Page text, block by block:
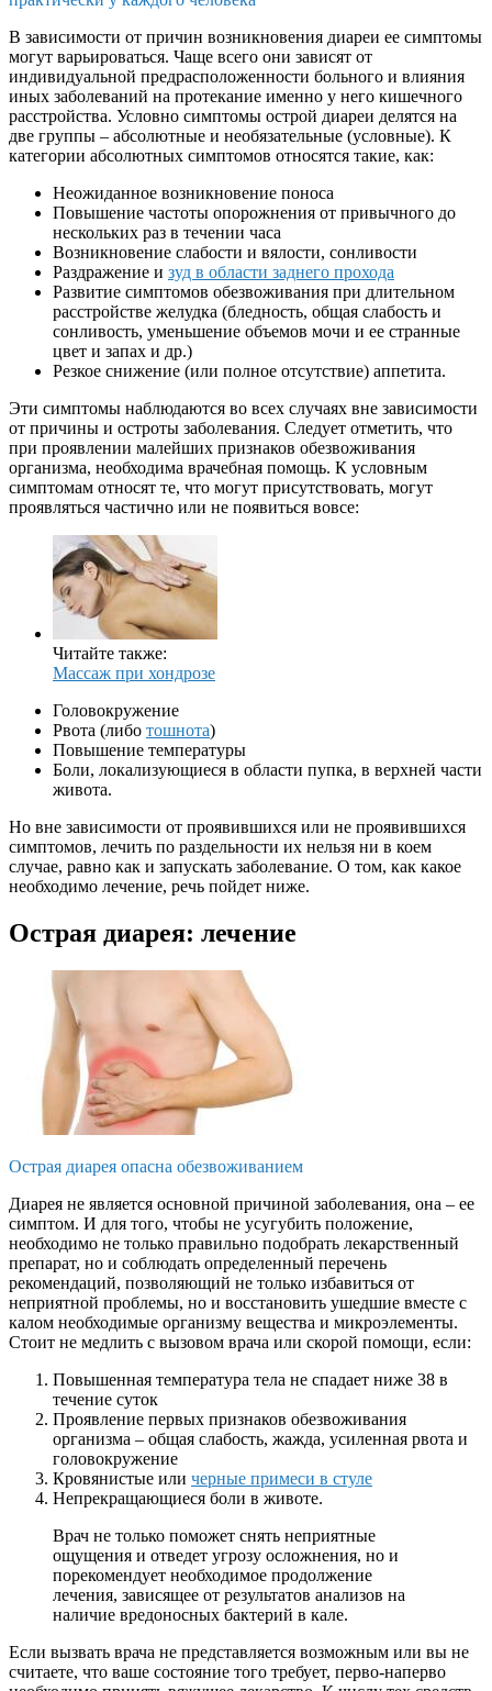
В зависимости от причин возникновения диареи ее симптомы
могут варьироваться. Чаще всего они зависят от
индивидуальной предрасположенности больного и влияния
иных заболеваний на протекание именно у него кишечного
расстройства. Условно симптомы острой диареи делятся на
две группы – абсолютные и необязательные (условные). К
категории абсолютных симптомов относятся такие, как:
Неожиданное возникновение поноса
Повышение частоты опорожнения от привычного до
нескольких раз в течении часа
Возникновение слабости и вялости, сонливости
Раздражение и зуд в области заднего прохода
Развитие симптомов обезвоживания при длительном
расстройстве желудка (бледность, общая слабость и
сонливость, уменьшение объемов мочи и ее странные
цвет и запах и др.)
Резкое снижение (или полное отсутствие) аппетита.
Эти симптомы наблюдаются во всех случаях вне зависимости
от причины и остроты заболевания. Следует отметить, что
при проявлении малейших признаков обезвоживания
организма, необходима врачебная помощь. К условным
симптомам относят те, что могут присутствовать, могут
проявляться частично или не появиться вовсе:
Читайте также:
Массаж при хондрозе
Головокружение
Рвота (либо тошнота)
Повышение температуры
Боли, локализующиеся в области пупка, в верхней части
живота.
Но вне зависимости от проявившихся или не проявившихся
симптомов, лечить по раздельности их нельзя ни в коем
случае, равно как и запускать заболевание. О том, как какое
необходимо лечение, речь пойдет ниже.
Острая диарея: лечение
Острая диарея опасна обезвоживанием
Диарея не является основной причиной заболевания, она – ее
симптом. И для того, чтобы не усугубить положение,
необходимо не только правильно подобрать лекарственный
препарат, но и соблюдать определенный перечень
рекомендаций, позволяющий не только избавиться от
неприятной проблемы, но и восстановить ушедшие вместе с
калом необходимые организму вещества и микроэлементы.
Стоит не медлить с вызовом врача или скорой помощи, если:
Повышенная температура тела не спадает ниже 38 в
течение суток
Проявление первых признаков обезвоживания
организма – общая слабость, жажда, усиленная рвота и
головокружение
Кровянистые или черные примеси в стуле
Непрекращающиеся боли в животе.
Врач не только поможет снять неприятные
ощущения и отведет угрозу осложнения, но и
порекомендует необходимое продолжение
лечения, зависящее от результатов анализов на
наличие вредоносных бактерий в кале.
Если вызвать врача не представляется возможным или вы не
считаете, что ваше состояние того требует, перво-наперво